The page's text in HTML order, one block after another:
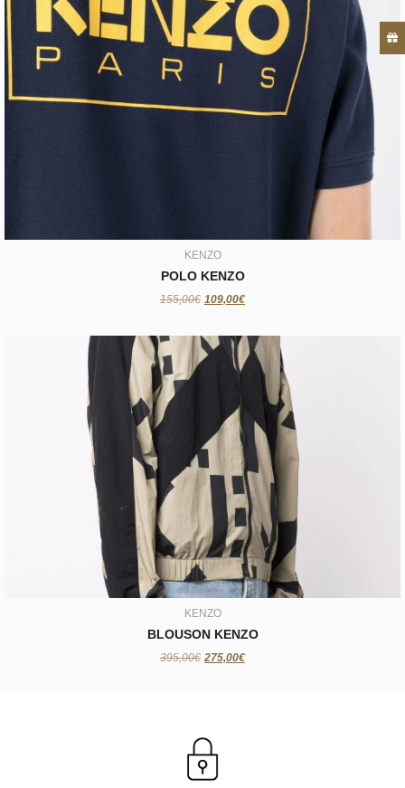
KENZO
POLO KENZO
155,00€ 109,00€
POLO KENZO
KENZO
BLOUSON KENZO
395,00€ 275,00€
KENZO
BLOUSON KENZO
275,00€